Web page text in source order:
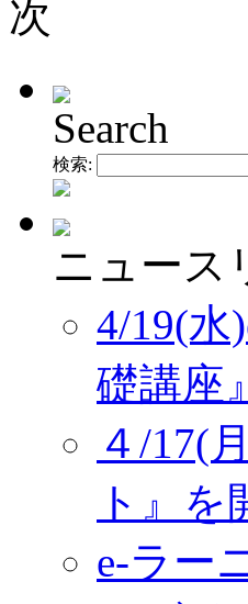
Search
検索:
ニュース
4/19(水
礎講座
４/17(
ト』を
e-ラー